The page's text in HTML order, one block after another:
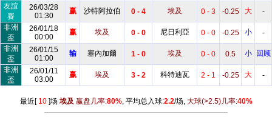
友誼
賽
26/03/28
01:30
赢 沙特阿拉伯 0 - 4 埃及 0 - 3 -0.25 大
-
非洲
盃
26/01/18
00:00
赢 埃及 0 - 0 尼日利亞 0 - 0 -0.25 小
-
非洲
盃
26/01/15
01:00
输 塞內加爾 1 - 0 埃及 0 - 0 0.5 小
回顾
非洲
盃
26/01/11
03:00
赢 埃及 3 - 2 科特迪瓦 2 - 1 -0.25 大 -
最近[ 10]场 埃及赢盘几率:80%, 平均总入球:2.2/场, 大球(>2.5)几率:40%